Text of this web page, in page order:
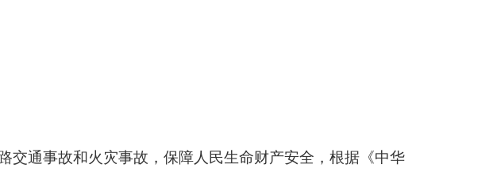
交通事故和火灾事故，保障人民生命财产安全，根据《中华